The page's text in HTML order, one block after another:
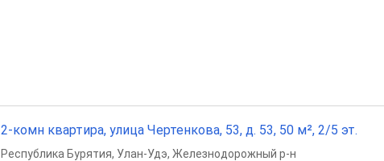
2-комн квартира, улица Чертенкова, 53, д. 53, 50 м², 2/5 эт.
Республика Бурятия, Улан-Удэ, Железнодорожный р-н